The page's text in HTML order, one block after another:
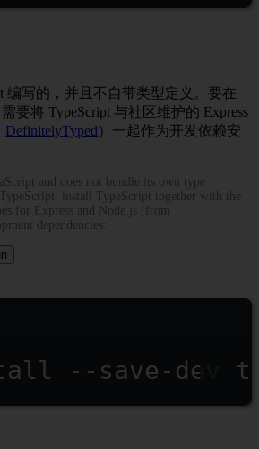
编写的，并且不自带类型定义。要在
要将 TypeScript 与社区维护的 Express
DefinitelyTyped ）一起作为开发依赖安
and does not bundle its own type
install TypeScript together with the
for Express and Node.js (from
dependencies:
--save-dev